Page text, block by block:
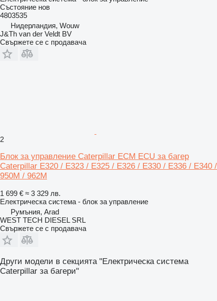
Състояние нов
4803535
Нидерландия, Wouw
J&Th van der Veldt BV
Свържете се с продавача
2
Блок за управление Caterpillar ECM ECU за багер
Caterpillar E320 / E323 / E325 / E326 / E330 / E336 / E340 /
950M / 962M
1 699 € ≈ 3 329 лв.
Електрическа система - блок за управление
Румъния, Arad
WEST TECH DIESEL SRL
Свържете се с продавача
Други модели в секцията "Електрическа система
Caterpillar за багери"